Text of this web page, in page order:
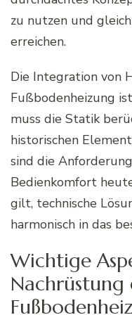
zu nutzen und
erreichen.
Die Integration von
Fußbodenheizung
muss die Statik
historischen
sind die
Bedienkomfort
gilt, technische
harmonisch in das
Wichtige
Nachrüstung